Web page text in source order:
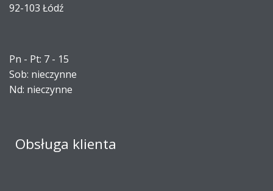
92-103 Łódź
Pn - Pt: 7 - 15
Sob: nieczynne
Nd: nieczynne
Obsługa klienta